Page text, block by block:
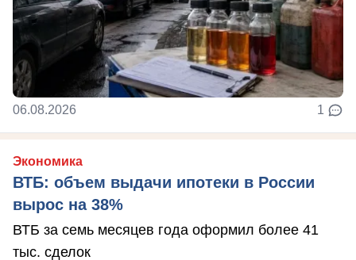
06.08.2026 1
Экономика
ВТБ: объем выдачи ипотеки в России
вырос на 38%
ВТБ за семь месяцев года оформил более 41
тыс. сделок